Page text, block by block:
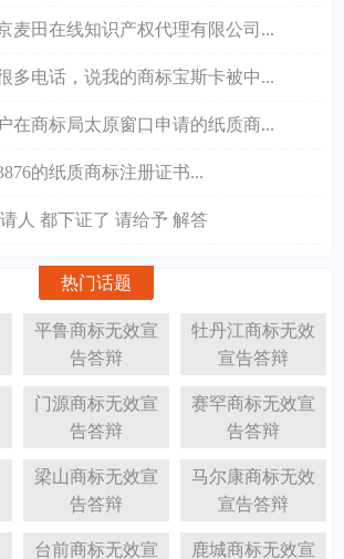
麦田在线知识产权代理有限公司...
多电话，说我的商标宝斯卡被中...
在商标局太原窗口申请的纸质商...
的纸质商标注册证书...
人 都下证了 请给予 解答
热门话题
平鲁商标无效宣
告答辩
牡丹江商标无效
宣告答辩
门源商标无效宣
告答辩
赛罕商标无效宣
告答辩
梁山商标无效宣
告答辩
马尔康商标无效
宣告答辩
台前商标无效宣 鹿城商标无效宣